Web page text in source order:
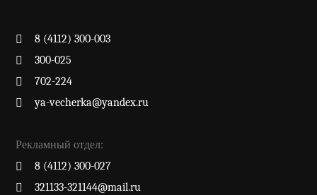
8 (4112) 300-003
300-025
702-224
ya-vecherka@yandex.ru
Рекламный отдел:
8 (4112) 300-027
321133-321144@mail.ru